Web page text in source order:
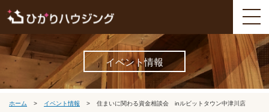
イベント情報
ホーム > イベント情報 > 住まいに関わる資金相談会 inルビットタウン中津川店